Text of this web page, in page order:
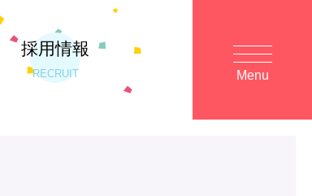
採用情報
RECRUIT Menu